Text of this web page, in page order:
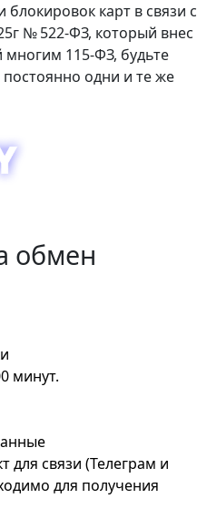
карт в связи с
№ 522-ФЗ, который внес
115-ФЗ, будьте
одни и те же
обмен
минут.
для связи (Телеграм и
для получения